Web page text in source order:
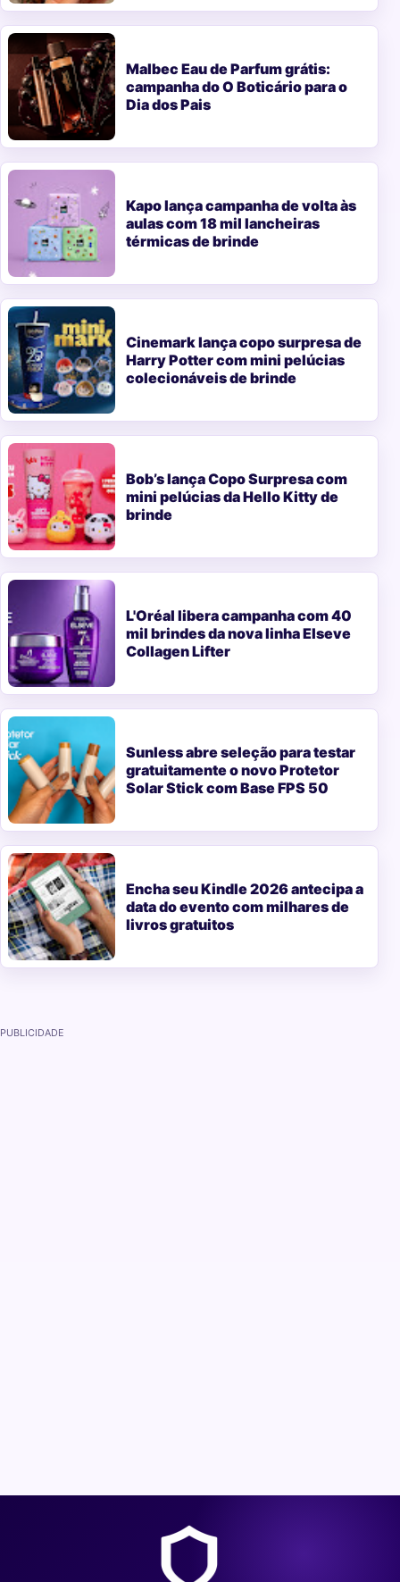
Malbec Eau de Parfum grátis:
campanha do O Boticário para o
Dia dos Pais
Kapo lança campanha de volta às
aulas com 18 mil lancheiras
térmicas de brinde
Cinemark lança copo surpresa de
Harry Potter com mini pelúcias
colecionáveis de brinde
Bob’s lança Copo Surpresa com
mini pelúcias da Hello Kitty de
brinde
L'Oréal libera campanha com 40
mil brindes da nova linha Elseve
Collagen Lifter
Sunless abre seleção para testar
gratuitamente o novo Protetor
Solar Stick com Base FPS 50
Encha seu Kindle 2026 antecipa a
data do evento com milhares de
livros gratuitos
PUBLICIDADE